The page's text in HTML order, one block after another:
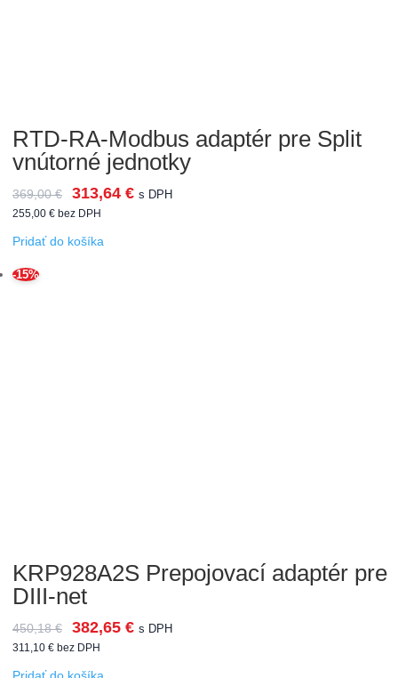
RTD-RA-Modbus adaptér pre Split
vnútorné jednotky
369,00€ 313,64 € s DPH
255,00 € bez DPH
Pridať do košíka
-15%
KRP928A2S Prepojovací adaptér pre
DIII-net
450,18€ 382,65 € s DPH
311,10 € bez DPH
Pridať do košíka